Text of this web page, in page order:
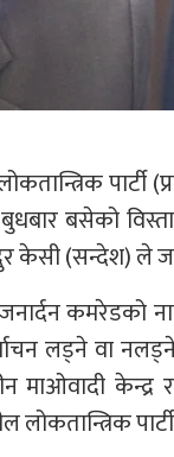
पार्टी
बसेको
केसी (सन्देश) ले
कमरेडको
लड्ने वा
माओवादी